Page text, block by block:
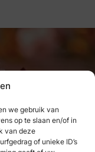
we gebruik van
op te slaan en/of in
van deze
of unieke ID’s
kunnen